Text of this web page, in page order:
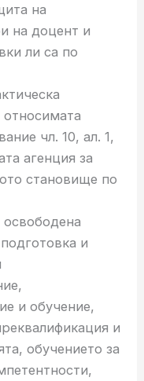
на
на доцент и
ли са по
относимата
чл. 10, ал. 1,
агенция за
становище по
и
и обучение,
и
обучението за